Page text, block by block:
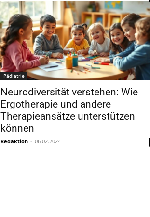
Pädiatrie
Neurodiversität verstehen: Wie
Ergotherapie und andere
Therapieansätze unterstützen
können
Redaktion - 06.02.2024